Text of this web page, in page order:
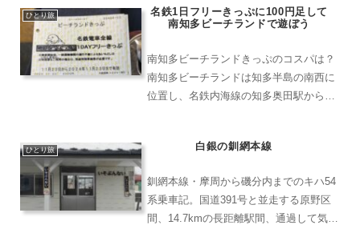
っています。日本大正村の経緯平成元年
ひとり旅
名鉄1日フリーきっぷに100円足して
南知多ビーチランドで遊ぼう
南知多ビーチランドきっぷのコスパは？
南知多ビーチランドは知多半島の南西に
位置し、名鉄内海線の知多奥田駅から徒
大人が3,500円です。まず、南知多ビー
ひとり旅 白銀の釧網本線
釧網本線・摩周から磯分内までのキハ54
系乗車記。国道391号と並走する原野区
間、14.7kmの長距離駅間、通過して気づ